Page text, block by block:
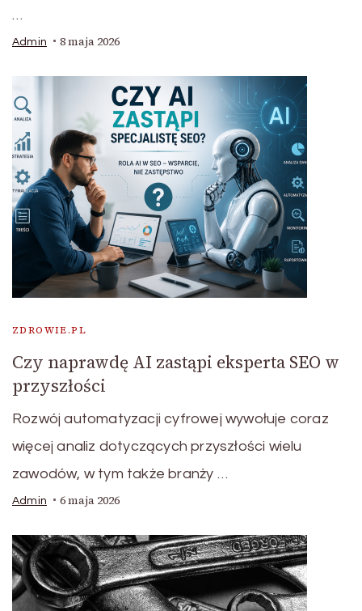
…
Admin 8 maja 2026
ZDROWIE.PL
Czy naprawdę AI zastąpi eksperta SEO w
przyszłości
Rozwój automatyzacji cyfrowej wywołuje coraz
więcej analiz dotyczących przyszłości wielu
zawodów, w tym także branży …
Admin 6 maja 2026